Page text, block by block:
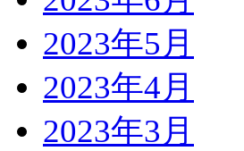
2023年5月
2023年4月
2023年3月